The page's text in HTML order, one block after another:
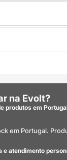
na Evolt?
produtos em
em Portugal.
e atendimento